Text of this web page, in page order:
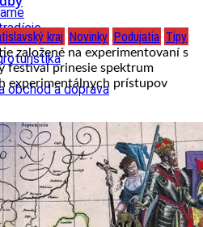
obchod a doprava
kraj Novinky Podujatia Tipy
založené na experimentovaní s
festival prinesie spektrum
experimentálnych prístupov